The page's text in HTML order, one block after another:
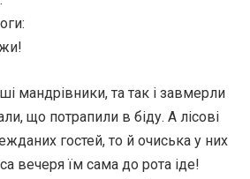
мандрівники, та так і завмерли
що потрапили в біду. А лісові
гостей, то й очиська у них
вечеря їм сама до рота іде!